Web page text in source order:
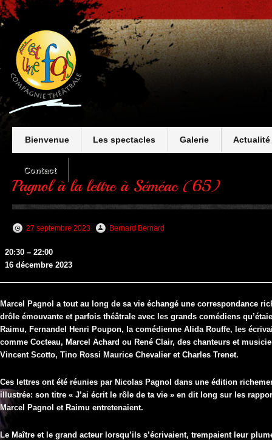
Bienvenue Les spectacles Galerie Actualité
Contact
27 septembre 2023 Bernard Bernard
lettre
20:30 – 22:00
16 décembre 2023
Marcel Pagnol a tout au long de sa vie échangé une correspondance
drôle émouvante et parfois théâtrale avec les grands comédiens
Raimu, Fernandel Henri Poupon, la comédienne Alida Rouffe, les
comme Cocteau, Marcel Achard ou René Clair, des chanteurs et
Vincent Scotto, Tino Rossi Maurice Chevalier et Charles Trenet.
Ces lettres ont été réunies par Nicolas Pagnol dans une édition
illustrée: son titre « J’ai écrit le rôle de ta vie » en dit long sur les
Marcel Pagnol et Raimu entretenaient.
Le Maître et le grand acteur lorsqu’ils s’écrivaient, trempaient leur